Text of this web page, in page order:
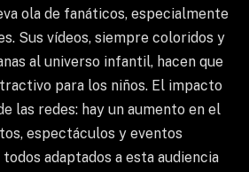
ola de fanáticos, especialmente
Sus vídeos, siempre coloridos y
al universo infantil, hacen que
para los niños. El impacto
las redes: hay un aumento en el
espectáculos y eventos
adaptados a esta audiencia